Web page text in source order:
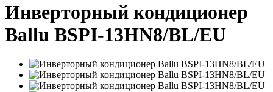
Инверторный кондиционер
Ballu BSPI-13HN8/BL/EU